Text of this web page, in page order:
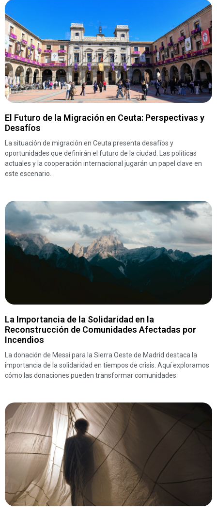
El Futuro de la Migración en Ceuta: Perspectivas y
Desafíos
La situación de migración en Ceuta presenta desafíos y
oportunidades que definirán el futuro de la ciudad. Las políticas
actuales y la cooperación internacional jugarán un papel clave en
este escenario.
La Importancia de la Solidaridad en la
Reconstrucción de Comunidades Afectadas por
Incendios
La donación de Messi para la Sierra Oeste de Madrid destaca la
importancia de la solidaridad en tiempos de crisis. Aquí exploramos
cómo las donaciones pueden transformar comunidades.